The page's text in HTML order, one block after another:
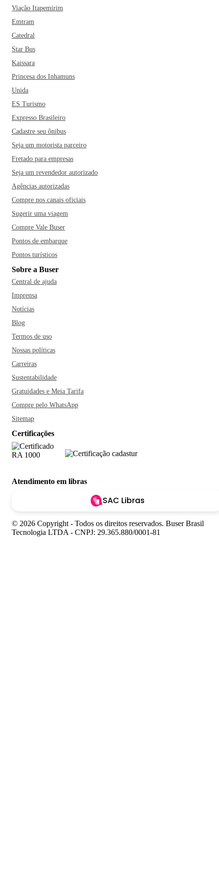
Viação Itapemirim
Emtram
Catedral
Star Bus
Kaissara
Princesa dos Inhamuns
Unida
ES Turismo
Expresso Brasileiro
Cadastre seu ônibus
Seja um motorista parceiro
Fretado para empresas
Seja um revendedor autorizado
Agências autorizadas
Compre nos canais oficiais
Sugerir uma viagem
Compre Vale Buser
Pontos de embarque
Pontos turísticos
Sobre a Buser
Central de ajuda
Imprensa
Notícias
Blog
Termos de uso
Nossas políticas
Carreiras
Sustentabilidade
Gratuidades e Meia Tarifa
Compre pelo WhatsApp
Sitemap
Certificações
Atendimento em libras
SAC Libras
© 2026 Copyright - Todos os direitos reservados. Buser Brasil
Tecnologia LTDA - CNPJ: 29.365.880/0001-81